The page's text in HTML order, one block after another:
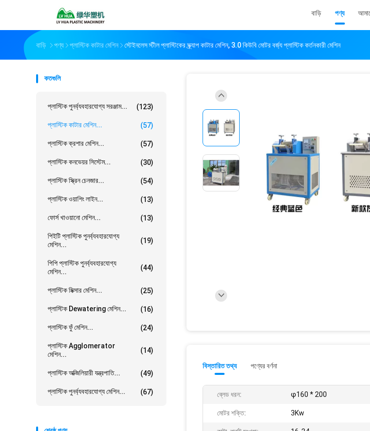
বাড়ি পণ্য
বাড়ি পণ্য প্লাস্টিক কাটার মেশিন স্টেইনলেস স্টীল প্লাস্টিকের স্ক্র্যাপ কাটার মেশিন, 3.0 কিউবি মোটর বর্জ্য প্লাস্টিক কর্তনকারী মেশিন
কতগুলি
প্লাস্টিক পুনর্ব্যবহারযোগ্য সরঞ্জাম... (123)
প্লাস্টিক কাটার মেশিন... (57)
প্লাস্টিক ক্রশার মেশিন... (57)
প্লাস্টিক কনভেয়র সিস্টেম... (30)
প্লাস্টিক স্ক্রিন চেনজার... (54)
প্লাস্টিক ওয়াশিং লাইন... (13)
ফোর্স খাওয়ানো মেশিন... (13)
পিইটি প্লাস্টিক পুনর্ব্যবহারযোগ্য
মেশিন...
(19)
পিপি প্লাস্টিক পুনর্ব্যবহারযোগ্য
মেশিন...
(44)
প্লাস্টিক মিক্সার মেশিন... (25)
প্লাস্টিক Dewatering মেশিন... (16)
প্লাস্টিক ফুঁ মেশিন... (24)
প্লাস্টিক Agglomerator
মেশিন...
(14)
প্লাস্টিক অক্জিলিয়ারী যন্ত্রপাতি... (49)
প্লাস্টিক পুনর্ব্যবহারযোগ্য মেশিন... (67)
বিস্তারিত তথ্য পণ্যের বর্ণনা
ব্লেড ধরন: φ160 * 200
মোটর শক্তি: 3Kw